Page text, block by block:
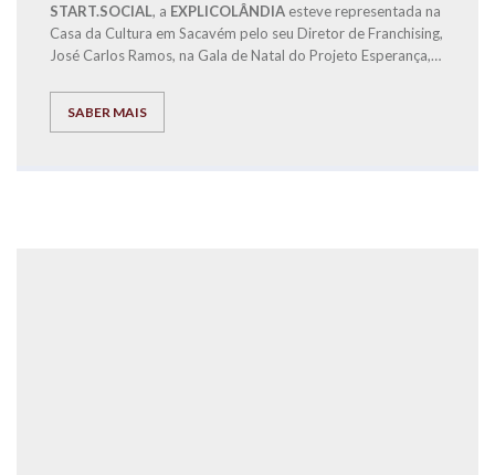
START.SOCIAL, a EXPLICOLÂNDIA esteve representada na
Casa da Cultura em Sacavém pelo seu Diretor de Franchising,
José Carlos Ramos, na Gala de Natal do Projeto Esperança,
no VIII Fórum de Educação e nosso Centro de Estudos, para
SABER MAIS